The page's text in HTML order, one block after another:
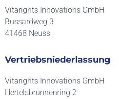
Vitarights Innovations GmbH
Bussardweg 3
41468 Neuss
Vertriebsniederlassung
Vitarights Innovations GmbH
Hertelsbrunnenring 2